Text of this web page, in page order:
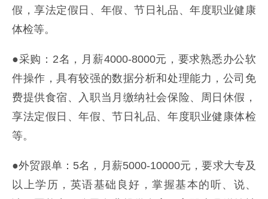
假，享法定假日、年假、节日礼品、年度职业健康
体检等。
●采购：2名，月薪4000-8000元，要求熟悉办公软
件操作，具有较强的数据分析和处理能力，公司免
费提供食宿、入职当月缴纳社会保险、周日休假，
享法定假日、年假、节日礼品、年度职业健康体检
等。
●外贸跟单：5名，月薪5000-10000元，要求大专及
以上学历，英语基础良好，掌握基本的听、说、